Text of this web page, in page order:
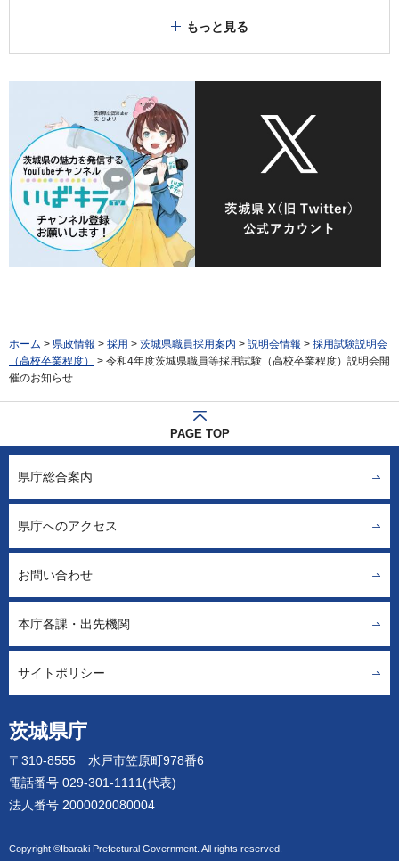
もっと見る
ホーム > 県政情報 > 採用 > 茨城県職員採用案内 > 説明会情報 > 採用試験説明会
（高校卒業程度）
> 令和4年度茨城県職員等採用試験（高校卒業程度）説明会開
催のお知らせ
PAGE TOP
茨城県庁
〒310-8555 水戸市笠原町978番6
電話番号 029-301-1111(代表)
法人番号 2000020080004
Copyright ©Ibaraki Prefectural Government. All rights reserved.
県庁総合案内
県庁へのアクセス
お問い合わせ
本庁各課・出先機関
サイトポリシー